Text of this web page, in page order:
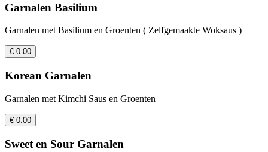
Garnalen Basilium
Garnalen met Basilium en Groenten ( Zelfgemaakte Woksaus )
€ 0.00
Korean Garnalen
Garnalen met Kimchi Saus en Groenten
€ 0.00
Sweet en Sour Garnalen